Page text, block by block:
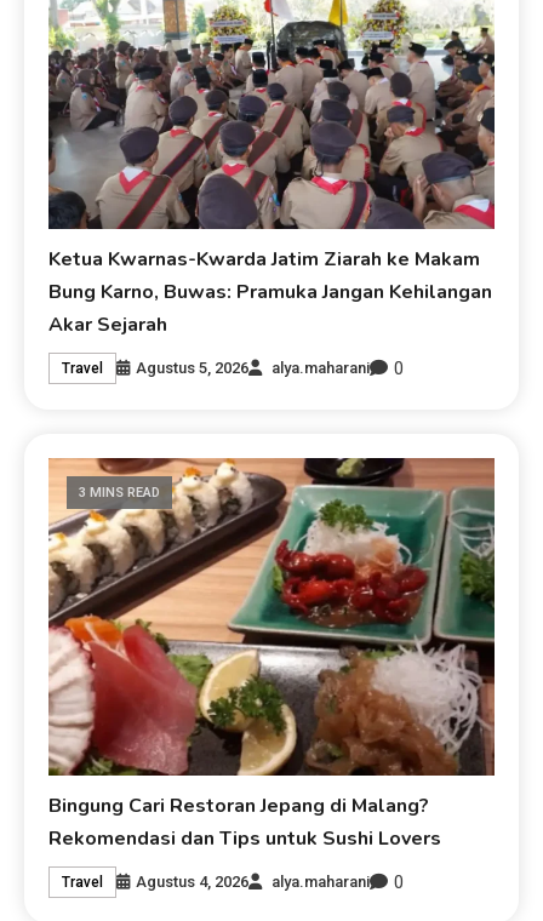
Ketua Kwarnas-Kwarda Jatim Ziarah ke Makam
Bung Karno, Buwas: Pramuka Jangan Kehilangan
Akar Sejarah
Travel Agustus 5, 2026 alya.maharani 0
3 MINS READ
Bingung Cari Restoran Jepang di Malang?
Rekomendasi dan Tips untuk Sushi Lovers
Travel Agustus 4, 2026 alya.maharani 0